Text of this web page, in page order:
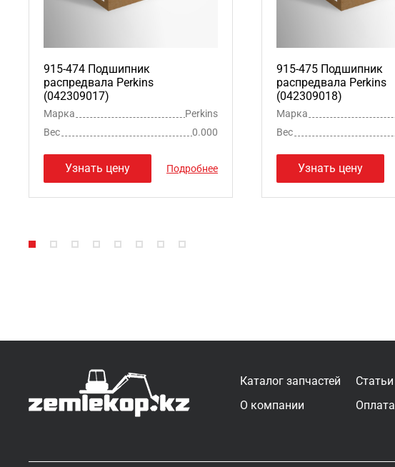
915-474 Подшипник
распредвала Perkins
(042309017)
Марка
Perkins
Вес
0.000
Узнать цену Подробнее
915-475 Подшипник
распредвала Perkins
(042309018)
Марка
Вес
Узнать цену
Каталог запчастей
О компании
Статьи
Оплата